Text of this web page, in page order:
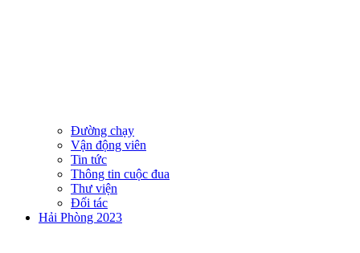
Đường chạy
Vận động viên
Tin tức
Thông tin cuộc đua
Thư viện
Đối tác
Hải Phòng 2023